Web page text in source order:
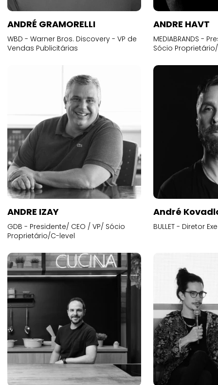
ANDRÉ GRAMORELLI
WBD - Warner Bros. Discovery - VP de
Vendas Publicitárias
ANDRE HAVT
MEDIABRANDS -
Sócio
ANDRE IZAY
GDB - Presidente/ CEO / VP/ Sócio
Proprietário/C-level
André
BULLET - Diretor